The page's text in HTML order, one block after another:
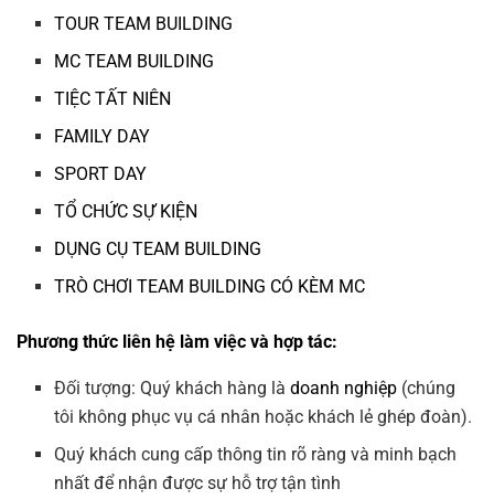
TOUR TEAM BUILDING
MC TEAM BUILDING
TIỆC TẤT NIÊN
FAMILY DAY
SPORT DAY
TỔ CHỨC SỰ KIỆN
DỤNG CỤ TEAM BUILDING
TRÒ CHƠI TEAM BUILDING CÓ KÈM MC
Phương thức liên hệ làm việc và hợp tác:
Đối tượng: Quý khách hàng làdoanh nghiệp (chúng
tôi không phục vụ cá nhân hoặc khách lẻ ghép đoàn).
Quý khách cung cấp thông tin rõ ràng và minh bạch
nhất để nhận được sự hỗ trợ tận tình